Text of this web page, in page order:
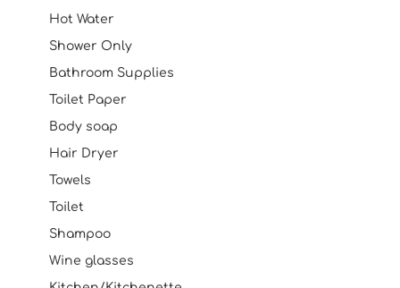
Hot Water
Shower Only
Bathroom Supplies
Toilet Paper
Body soap
Hair Dryer
Towels
Toilet
Shampoo
Wine glasses